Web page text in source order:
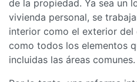
de la propiedad. Ya sea un
vivienda personal, se
interior como el exterior
como todos los elementos
incluidas las áreas comunes.